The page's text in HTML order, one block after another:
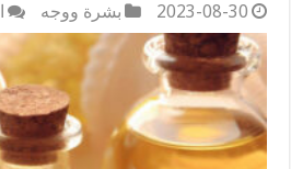
2023-08-30 بشرة ووجه